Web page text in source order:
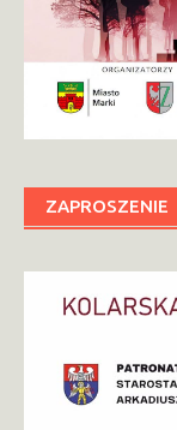
ZAPROSZENIE